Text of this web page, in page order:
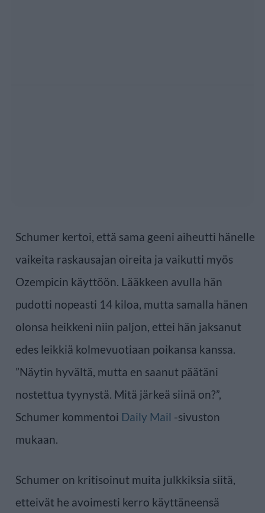
Schumer kertoi, että sama geeni aiheutti hänelle
vaikeita raskausajan oireita ja vaikutti myös
Ozempicin käyttöön. Lääkkeen avulla hän
pudotti nopeasti 14 kiloa, mutta samalla hänen
olonsa heikkeni niin paljon, ettei hän jaksanut
edes leikkiä kolmevuotiaan poikansa kanssa.
”Näytin hyvältä, mutta en saanut päätäni
nostettua tyynystä. Mitä järkeä siinä on?”,
Schumer kommentoi Daily Mail -sivuston
mukaan.
Schumer on kritisoinut muita julkkiksia siitä,
etteivät he avoimesti kerro käyttäneensä